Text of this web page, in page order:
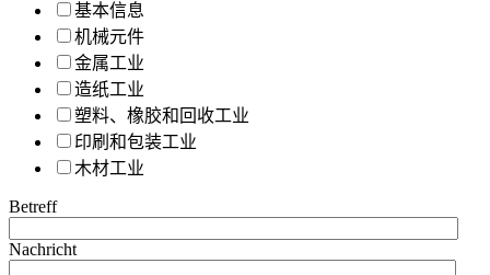
基本信息
机械元件
金属工业
造纸工业
塑料、橡胶和回收工业
印刷和包装工业
木材工业
Betreff
Nachricht